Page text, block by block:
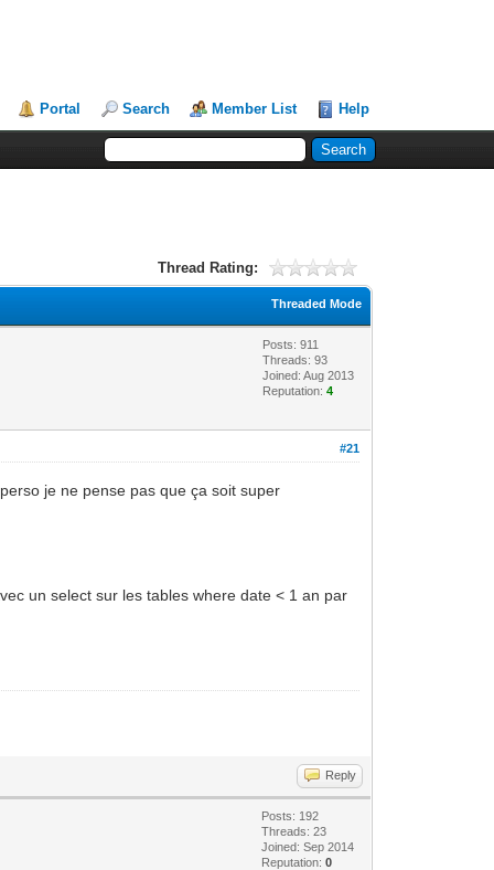
Portal Search Member List Help
Thread Rating:
Threaded Mode
Posts: 911
Threads: 93
Joined: Aug 2013
Reputation:4
#21
je ne pense pas que ça soit super
un select sur les tables where date < 1 an par
Reply
Posts: 192
Threads: 23
Joined: Sep 2014
Reputation:0